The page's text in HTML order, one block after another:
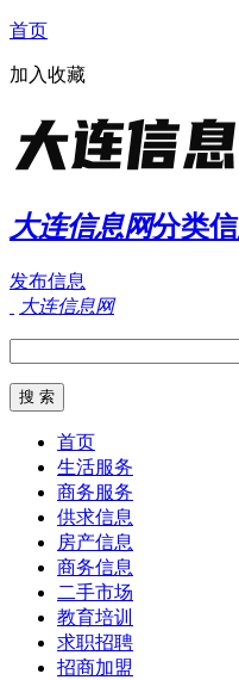
首页
加入收藏
大连信息网分类
发布信息
大连信息网
首页
生活服务
商务服务
供求信息
房产信息
商务信息
二手市场
教育培训
求职招聘
招商加盟